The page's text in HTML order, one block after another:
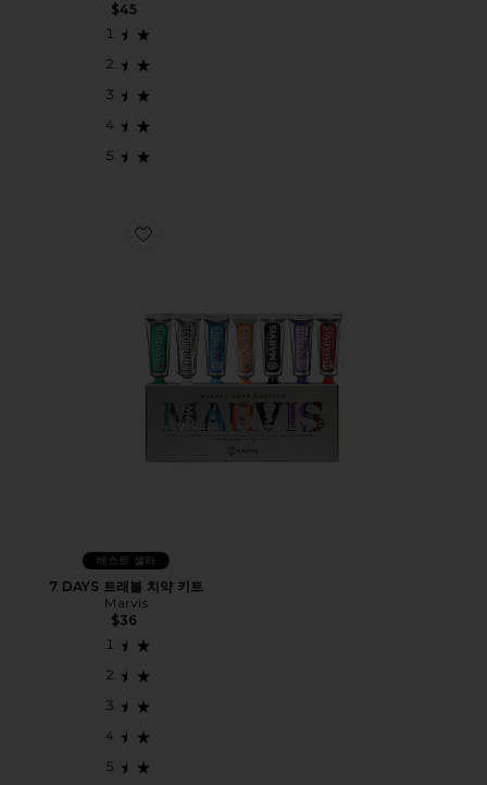
$45
Favorite 7 DAYS 트래블 치약 키트
베스트 셀러
7 DAYS 트래블 치약 키트
Marvis
$36